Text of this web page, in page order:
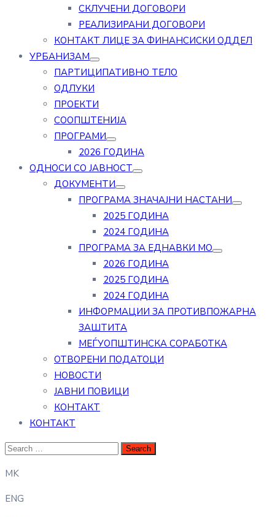
СКЛУЧЕНИ ДОГОВОРИ
РЕАЛИЗИРАНИ ДОГОВОРИ
КОНТАКТ ЛИЦЕ ЗА ФИНАНСИСКИ ОДДЕЛ
УРБАНИЗАМ
ПАРТИЦИПАТИВНО ТЕЛО
ОДЛУКИ
ПРОЕКТИ
СООПШТЕНИЈА
ПРОГРАМИ
2026 ГОДИНА
ОДНОСИ СО ЈАВНОСТ
ДОКУМЕНТИ
ПРОГРАМА ЗНАЧАЈНИ НАСТАНИ
2025 ГОДИНА
2024 ГОДИНА
ПРОГРАМА ЗА ЕДНАВКИ МО
2026 ГОДИНА
2025 ГОДИНА
2024 ГОДИНА
ИНФОРМАЦИИ ЗА ПРОТИВПОЖАРНА
ЗАШТИТА
МЕЃУОПШТИНСКА СОРАБОТКА
ОТВОРЕНИ ПОДАТОЦИ
НОВОСТИ
ЈАВНИ ПОВИЦИ
КОНТАКТ
КОНТАКТ
MK
ENG